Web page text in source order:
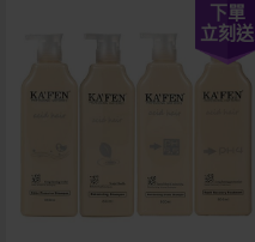
下單
立刻送